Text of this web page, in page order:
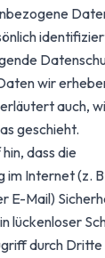
wir
auch,
geschieht.
dass die
im Internet (z.
E-Mail)
lückenloser
durch Dritte